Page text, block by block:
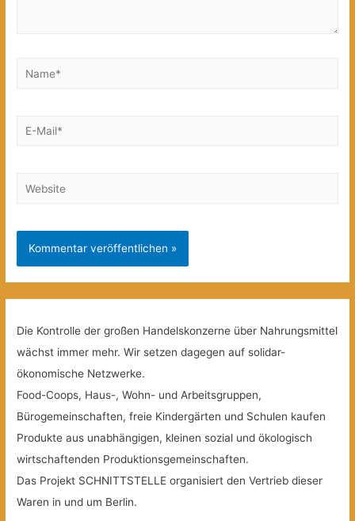
Name*
E-
Website
Die Kontrolle der großen Handelskonzerne über Nahrungsmittel
wächst immer mehr. Wir setzen dagegen auf solidar-
ökonomische Netzwerke.
Food-Coops, Haus-, Wohn- und Arbeitsgruppen,
Bürogemeinschaften, freie Kindergärten und Schulen kaufen
Produkte aus unabhängigen, kleinen sozial und ökologisch
wirtschaftenden Produktionsgemeinschaften.
Das Projekt SCHNITTSTELLE organisiert den Vertrieb dieser
Waren in und um Berlin.